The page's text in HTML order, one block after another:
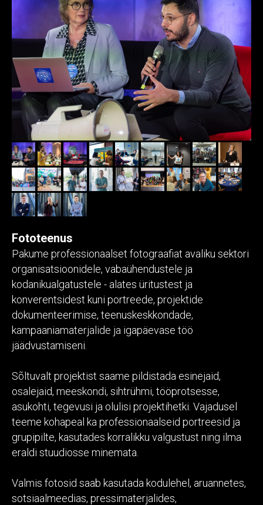
Fototeenus
Pakume professionaalset fotograafiat avaliku sektori
organisatsioonidele, vabaühendustele ja
kodanikualgatustele - alates üritustest ja
konverentsidest kuni portreede, projektide
dokumenteerimise, teenuskeskkondade,
kampaaniamaterjalide ja igapäevase töö
jäädvustamiseni.
Sõltuvalt projektist saame pildistada esinejaid,
osalejaid, meeskondi, sihtrühmi, tööprotsesse,
asukohti, tegevusi ja olulisi projektihetki. Vajadusel
teeme kohapeal ka professionaalseid portreesid ja
grupipilte, kasutades korralikku valgustust ning ilma
eraldi stuudiosse minemata.
Valmis fotosid saab kasutada kodulehel, aruannetes,
sotsiaalmeedias, pressimaterjalides,